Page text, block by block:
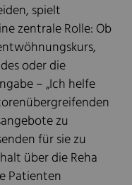
spielt
zentrale Rolle: Ob
oder die
– „Ich helfe
zu
für sie zu
über die Reha
Patienten